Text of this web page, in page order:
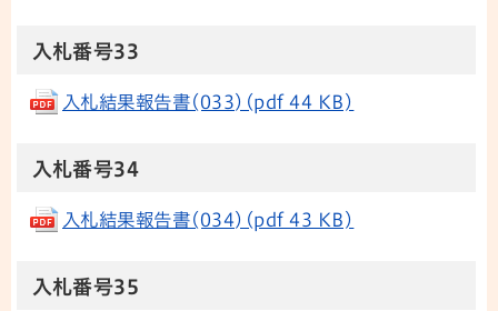
​​​​​​​入札番号33
入札結果報告書(033)(pdf 44 KB)
​​​​​​​入札番号34
入札結果報告書(034)(pdf 43 KB)
​​​​​​​入札番号35